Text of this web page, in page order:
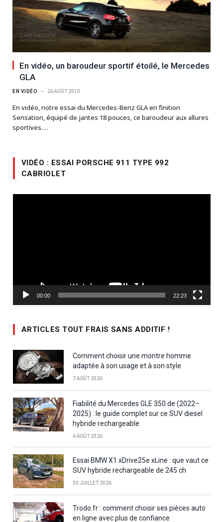
En vidéo, un baroudeur sportif étoilé, le Mercedes
GLA
EN VIDÉO 26 AOÛT 2015
En vidéo, notre essai du Mercedes-Benz GLA en finition
Sensation, équipé de jantes 18 pouces, ce baroudeur aux allures
sportives.…
VIDÉO : ESSAI PORSCHE 911 TYPE 992
CABRIOLET
00:00 22:23
ARTICLES TOUT FRAIS SANS ADDITIF !
Comment choisir une montre homme
adaptée à son usage et à son style
7 AOÛT 2026
Fiabilité du Mercedes GLE 350 de (2022–
2025) : le guide complet sur ce SUV diesel
hybride rechargeable
6 AOÛT 2026
Essai BMW X1 xDrive25e xLine : que vaut ce
SUV hybride rechargeable de 245 ch
30 JUILLET 2026
Trodo.fr : comment choisir ses pièces auto
en ligne avec plus de confiance